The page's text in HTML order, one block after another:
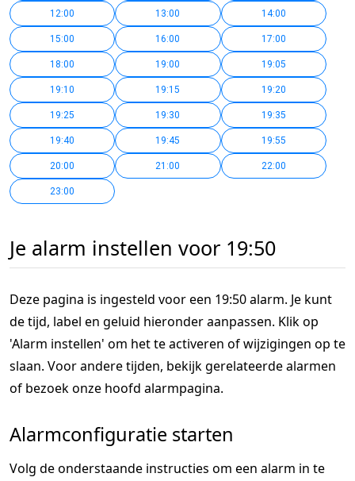
12:00 13:00 14:00
15:00 16:00 17:00
18:00 19:00 19:05
19:10 19:15 19:20
19:25 19:30 19:35
19:40 19:45 19:55
20:00 21:00 22:00
23:00
Je alarm instellen voor 19:50
Deze pagina is ingesteld voor een 19:50 alarm. Je kunt
de tijd, label en geluid hieronder aanpassen. Klik op
'Alarm instellen' om het te activeren of wijzigingen op te
slaan. Voor andere tijden, bekijk gerelateerde alarmen
of bezoek onze hoofd alarmpagina.
Alarmconfiguratie starten
Volg de onderstaande instructies om een alarm in te